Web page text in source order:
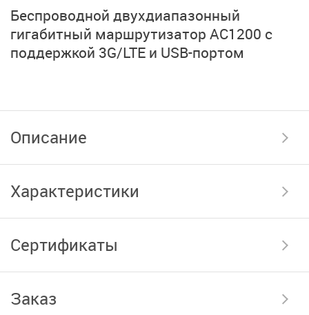
Беспроводной двухдиапазонный
гигабитный маршрутизатор AC1200 с
поддержкой 3G/LTE и USB-портом
Описание
Характеристики
Сертификаты
Заказ